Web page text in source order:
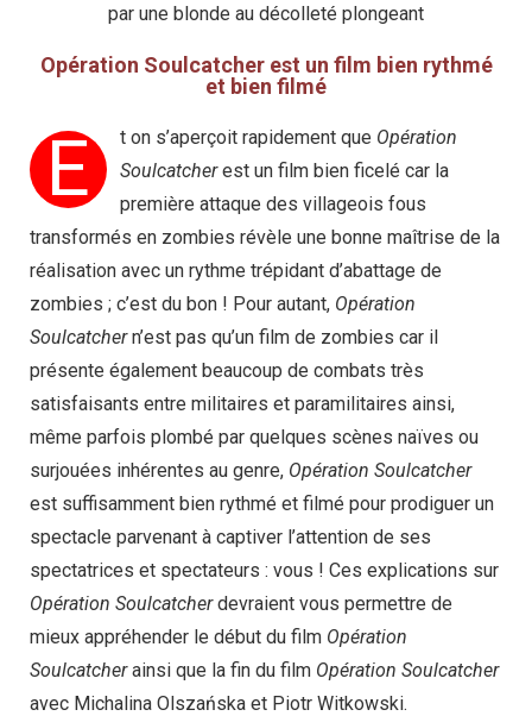
par une blonde au décolleté plongeant
Opération Soulcatcher est un film bien rythmé
et bien filmé
E t on s’aperçoit rapidement que Opération
Soulcatcherest un film bien ficelé car la
première attaque des villageois fous
transformés en zombies révèle une bonne maîtrise de la
réalisation avec un rythme trépidant d’abattage de
zombies ; c’est du bon ! Pour autant, Opération
Soulcatchern’est pas qu’un film de zombies car il
présente également beaucoup de combats très
satisfaisants entre militaires et paramilitaires ainsi,
même parfois plombé par quelques scènes naïves ou
surjouées inhérentes au genre, Opération Soulcatcher
est suffisamment bien rythmé et filmé pour prodiguer un
spectacle parvenant à captiver l’attention de ses
spectatrices et spectateurs : vous ! Ces explications sur
Opération Soulcatcherdevraient vous permettre de
mieux appréhender le début du film Opération
Soulcatcherainsi que la fin du film Opération Soulcatcher
avec Michalina Olszańska et Piotr Witkowski.